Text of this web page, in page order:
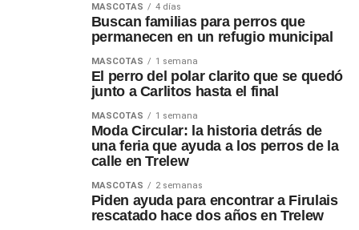
MASCOTAS 4 días
Buscan familias para perros que
permanecen en un refugio municipal
MASCOTAS 1 semana
El perro del polar clarito que se quedó
junto a Carlitos hasta el final
MASCOTAS 1 semana
Moda Circular: la historia detrás de
una feria que ayuda a los perros de la
calle en Trelew
MASCOTAS 2 semanas
Piden ayuda para encontrar a Firulais
rescatado hace dos años en Trelew